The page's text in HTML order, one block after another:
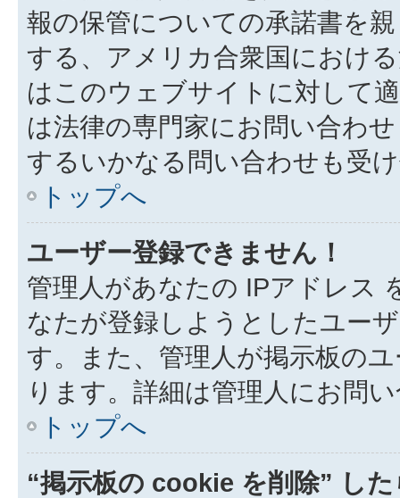
報の保管についての承諾書を
する、アメリカ合衆国におけ
はこのウェブサイトに対して
は法律の専門家にお問い合わ
するいかなる問い合わせも受
トップへ
ユーザー登録できません！
管理人があなたの IPアドレス
なたが登録しようとしたユー
す。また、管理人が掲示板の
ります。詳細は管理人にお問
トップへ
“掲示板の cookie を削除” し